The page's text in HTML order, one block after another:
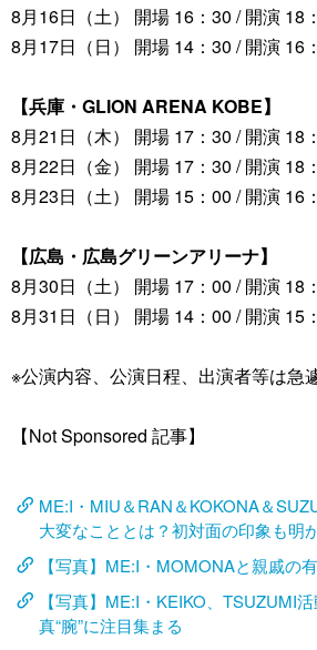
8月16日（土） 開場 16：30 / 開演 18
8月17日（日） 開場 14：30 / 開演 16
【兵庫・GLION ARENA KOBE】
8月21日（木） 開場 17：30 / 開演 18
8月22日（金） 開場 17：30 / 開演 18
8月23日（土） 開場 15：00 / 開演 16
【広島・広島グリーンアリーナ】
8月30日（土） 開場 17：00 / 開演 18
8月31日（日） 開場 14：00 / 開演 15
※公演内容、公演日程、出演者等は急
【Not Sponsored 記事】
ME:I・MIU＆RAN＆KOKONA＆
大変なこととは？初対面の印象も明
【写真】ME:I・MOMONAと親戚の
【写真】ME:I・KEIKO、TSUZUMI
真“腕”に注目集まる